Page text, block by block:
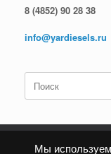
Мы
8 (4852) 90 28 38
info@yardiesels.ru
по: